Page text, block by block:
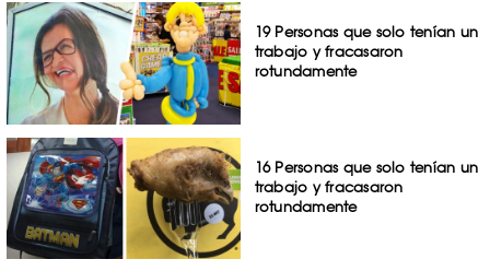
19 Personas que solo tenían un
trabajo y fracasaron
rotundamente
16 Personas que solo tenían un
trabajo y fracasaron
rotundamente